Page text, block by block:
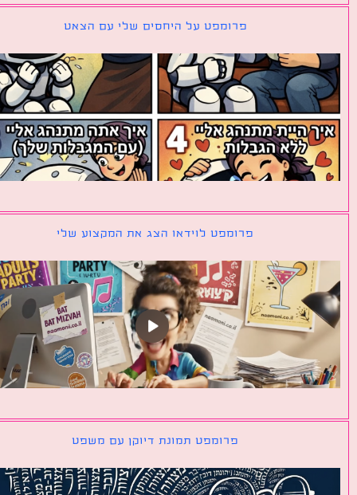
פרומפט על היחסים שלי עם הצאט
פרומפט לוידאו הצג את המקצוע שלי
פרומפט תמונת דיוקן עם משפט